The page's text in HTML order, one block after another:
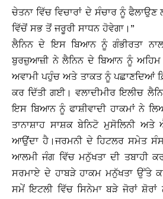
ਚੇਤਨਾ ਵਿੱਚ ਵਿਚਾਰਾਂ ਦੇ ਸੰਚਾਰ ਨੂੰ
ਵਿੱਚੋਂ ਸਭ ਤੋਂ ਜਰੂਰੀ ਸਾਧਨ ਹੋਵੇਗਾ।”
ਲੈਨਿਨ ਦੇ ਇਸ ਬਿਆਨ ਨੂੰ ਗੰਭੀਰਤਾ
ਬੁਰਜ਼ੁਆਜ਼ੀ ਨੇ ਲੈਨਿਨ ਦੇ ਬਿਆਨ ਨੂੰ
ਅਵਾਮੀ ਪਹੁੰਚ ਅਤੇ ਤਾਕਤ ਨੂੰ ਪਛਾਣਦਿਆਂ
ਕਰ ਦਿੱਤੀ ਗਈ। ਵਲਾਦੀਮੀਰ ਇਲੀਚ
ਇਸ ਬਿਆਨ ਨੂੰ ਫਾਸ਼ੀਵਾਦੀ ਹਾਕਮਾਂ ਨੇ
ਤਾਨਾਸ਼ਾਹ ਸਾਸ਼ਕ ਬੇਨਿਟੋ ਮੁਸੋਲਿਨੀ
ਆਉਂਦਾ ਹੈ।ਜਰਮਨੀ ਦੇ ਹਿਟਲਰ ਸਮੇਤ
ਆਲਮੀ ਜੰਗ ਵਿੱਚ ਮਨੁੱਖਤਾ ਦੀ ਤਬਾਹੀ
ਸਰਮਾਏ ਦੇ ਹਾਬੜੇ ਹਾਕਮ ਮਨੁੱਖਤਾ ਉੱਤੇ
ਸਮੇਂ ਇਟਲੀ ਵਿੱਚ ਸਿਨੇਮਾ ਬੜੇ ਜੋਰਾਂ ਸ਼ੋਰਾਂ